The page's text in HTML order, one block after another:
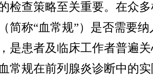
检查策略至关重要。在众
简称“血常规”）是否需要
是患者及临床工作者普遍
常规在前列腺炎诊断中的